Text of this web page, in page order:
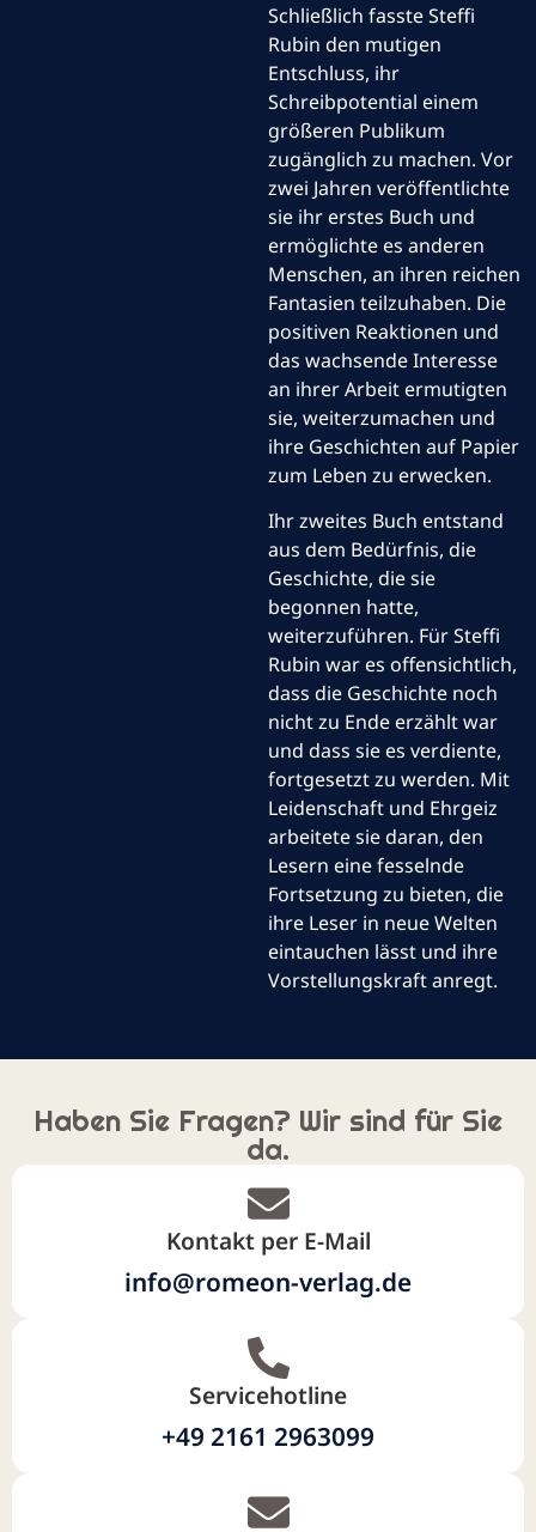
Schließlich fasste Steffi
Rubin den mutigen
Entschluss, ihr
Schreibpotential einem
größeren Publikum
zugänglich zu machen. Vor
zwei Jahren veröffentlichte
sie ihr erstes Buch und
ermöglichte es anderen
Menschen, an ihren reichen
Fantasien teilzuhaben. Die
positiven Reaktionen und
das wachsende Interesse
an ihrer Arbeit ermutigten
sie, weiterzumachen und
ihre Geschichten auf Papier
zum Leben zu erwecken.
Ihr zweites Buch entstand
aus dem Bedürfnis, die
Geschichte, die sie
begonnen hatte,
weiterzuführen. Für Steffi
Rubin war es offensichtlich,
dass die Geschichte noch
nicht zu Ende erzählt war
und dass sie es verdiente,
fortgesetzt zu werden. Mit
Leidenschaft und Ehrgeiz
arbeitete sie daran, den
Lesern eine fesselnde
Fortsetzung zu bieten, die
ihre Leser in neue Welten
eintauchen lässt und ihre
Vorstellungskraft anregt.
Haben Sie Fragen? Wir sind für Sie
da.
Kontakt per E-Mail
info@romeon-verlag.de
Servicehotline
+49 2161 2963099